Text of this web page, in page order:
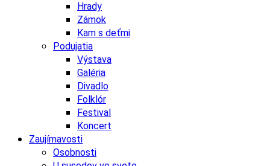
Hrady
Zámok
Kam s deťmi
Podujatia
Výstava
Galéria
Divadlo
Folklór
Festival
Koncert
Zaujímavosti
Osobnosti